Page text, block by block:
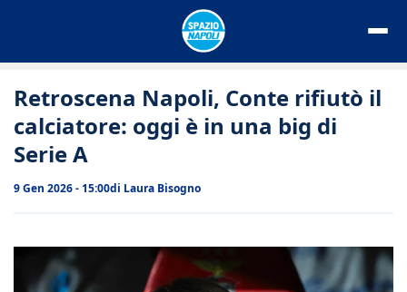
Retroscena Napoli, Conte rifiutò il
calciatore: oggi è in una big di
Serie A
9 Gen 2026 - 15:00di Laura Bisogno